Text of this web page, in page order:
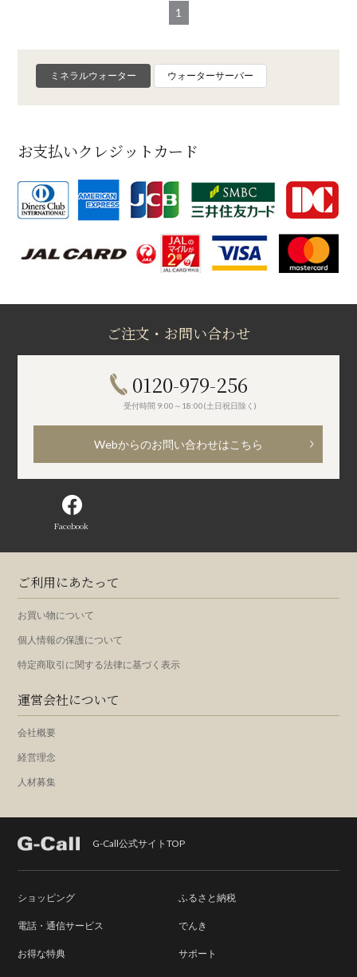
1
ミネラルウォーター ウォーターサーバー
お支払いクレジットカード
ご注文・お問い合わせ
0120-979-256
受付時間 9:00～18:00(土日祝日除く)
Webからのお問い合わせはこちら
Facebook
ご利用にあたって
お買い物について
個人情報の保護について
特定商取引に関する法律に基づく表示
運営会社について
会社概要
経営理念
人材募集
G-Call公式サイトTOP
ショッピング ふるさと納税
電話・通信サービス でんき
お得な特典 サポート